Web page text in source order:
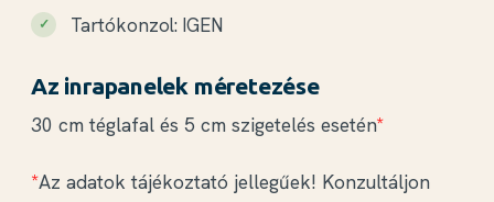
Tartókonzol: IGEN
Az inrapanelek méretezése
30 cm téglafal és 5 cm szigetelés esetén*
*Az adatok tájékoztató jellegűek! Konzultáljon